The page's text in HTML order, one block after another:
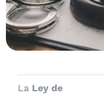
La Ley de